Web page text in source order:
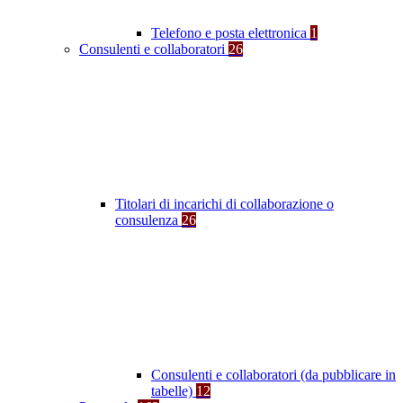
Telefono e posta elettronica 1
Consulenti e collaboratori 26
Titolari di incarichi di collaborazione o
consulenza 26
Consulenti e collaboratori (da pubblicare in
tabelle) 12